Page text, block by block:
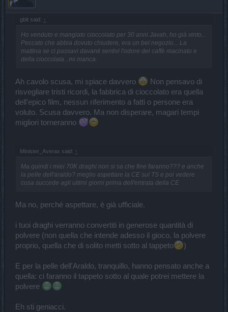
gbit said: ↑
Ho venduto e mangiato cioccolato per 30 anni Javah, ho già vinto...
Peccato che abbia dovuto chiudere, era un bel negozio... La
mattina se ci passavi davanti sentivi l'odore del caffè macinato e
della cioccolata...mi manca.
Ah cavolo scusa, mi spiace davvero
Non pensavo di
risvegliare tristi ricordi, la fabbrica di cioccolato era quella
dell'epico film, nessun riferimento a fatti o persone era
voluto. Scusa davvero. Ma non disperare, magari tempi
migliori torneranno
Minister_Averax said: ↑
Ma quindi i miei 70K draghi non si sa che fine faranno??? e anche
la pelle dell'araldo? meglio aspettare la CE sul TS e poi vedere
cosa succede agli ultimi giorni prima dell'entrata della CE
Ma no, perché aspettare, è già ufficiale.
i tuoi draghi verranno convertiti in generose quantità di
polvere (non quella che intende adesso il gioco, la polvere
proprio, quella che di solito metti sotto al tappeto
)
E per la pelle dell'Araldo, tranquillo, hanno pensato anche a
quella: ci faranno il tappeto sotto al quale potrei mettere la
polvere
Eh sti geniacci.